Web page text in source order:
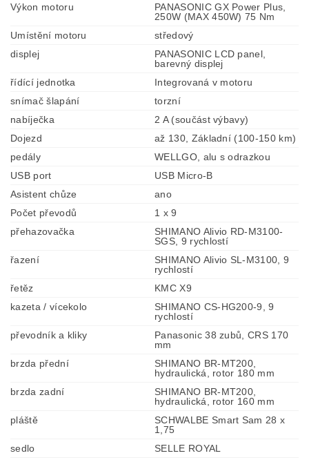
Výkon motoru
PANASONIC GX Power Plus,
250W (MAX 450W) 75 Nm
Umístění motoru
středový
displej
PANASONIC LCD panel,
barevný displej
řídící jednotka
Integrovaná v motoru
snímač šlapání
torzní
nabíječka
2 A (součást výbavy)
Dojezd
až 130, Základní (100-150 km)
pedály
WELLGO, alu s odrazkou
USB port
USB Micro-B
Asistent chůze
ano
Počet převodů
1 x 9
přehazovačka
SHIMANO Alivio RD-M3100-
SGS, 9 rychlostí
řazení
SHIMANO Alivio SL-M3100, 9
rychlostí
řetěz
KMC X9
kazeta / vícekolo
SHIMANO CS-HG200-9, 9
rychlostí
převodník a kliky
Panasonic 38 zubů, CRS 170
mm
brzda přední
SHIMANO BR-MT200,
hydraulická, rotor 180 mm
brzda zadní
SHIMANO BR-MT200,
hydraulická, rotor 160 mm
pláště
SCHWALBE Smart Sam 28 x
1,75
sedlo
SELLE ROYAL